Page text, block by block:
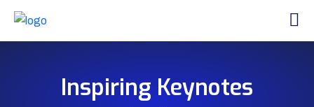
Inspiring Keynotes